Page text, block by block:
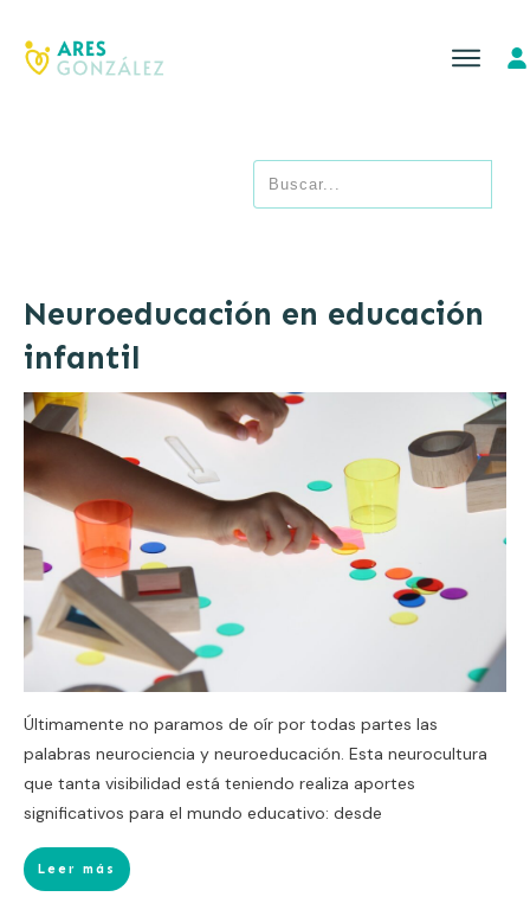
Neuroeducación en educación
infantil
Últimamente no paramos de oír por todas partes las
palabras neurociencia y neuroeducación. Esta neurocultura
que tanta visibilidad está teniendo realiza aportes
significativos para el mundo educativo: desde
Leer más